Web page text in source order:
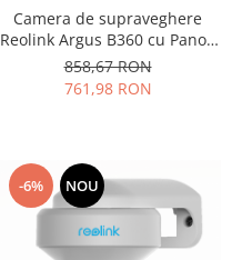
Camera de supraveghere
Reolink Argus B360 cu Panou
Solar, WIFI, baterie
reincarcabila, detectare
persoana/vehicul, rezolutie
858,67 RON
761,98 RON
-6% NOU